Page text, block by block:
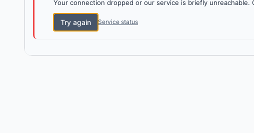
Your connection dropped or our service is briefly unreachable.
Try again Service status